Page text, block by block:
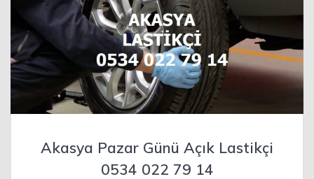
Akasya Pazar Günü Açık Lastikçi
0534 022 79 14